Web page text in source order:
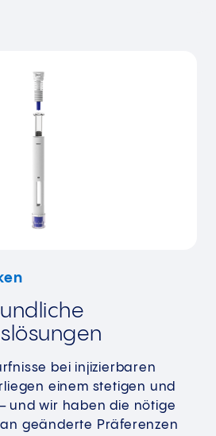
bei injizierbaren
einem stetigen und
und wir haben die nötige
geänderte Präferenzen